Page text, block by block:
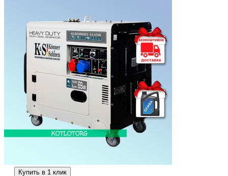
Купить в 1 клик